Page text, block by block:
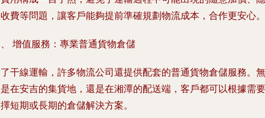
費等問題，讓客戶能夠提前準確規劃物流成本，合作更安心。
增值服務：專業普通貨物倉儲
干線運輸，許多物流公司還提供配套的普通貨物倉儲服務。無
在安吉的集貨地，還是在湘潭的配送端，客戶都可以根據需要
短期或長期的倉儲解決方案。